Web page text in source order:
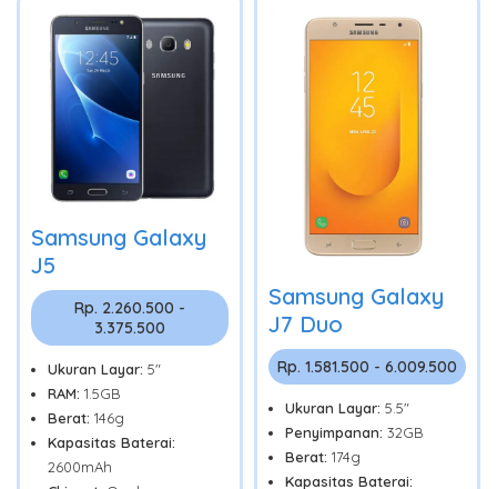
Samsung Galaxy
J5
Rp. 2.260.500 -
3.375.500
Ukuran Layar: 5"
RAM: 1.5GB
Berat: 146g
Kapasitas Baterai:
2600mAh
Samsung Galaxy
J7 Duo
Rp. 1.581.500 - 6.009.500
Ukuran Layar: 5.5"
Penyimpanan: 32GB
Berat: 174g
Kapasitas Baterai: